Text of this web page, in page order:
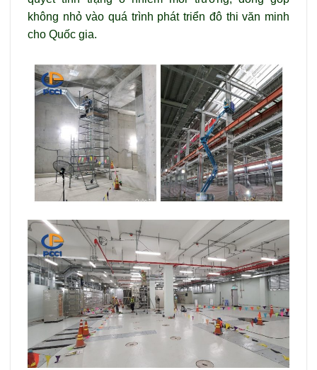
không nhỏ vào quá trình phát triển đô thi văn minh
cho Quốc gia.